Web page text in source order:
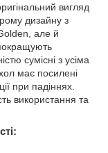
вигляд
дизайну з
але й
сумісні з усіма
має посилені
при падіннях.
використання та